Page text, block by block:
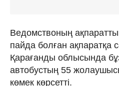
Ведомствоның
пайда болған ақпаратқа
Қарағанды ​​облысында
автобустың 55
көмек көрсетті.